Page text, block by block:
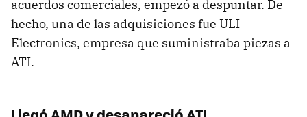
acuerdos comerciales, empezó a despuntar. De
hecho, una de las adquisiciones fue ULI
Electronics, empresa que suministraba piezas a
ATI.